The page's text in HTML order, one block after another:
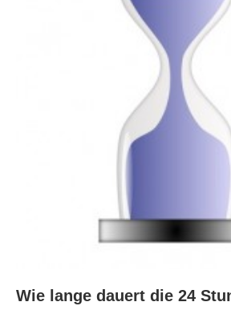
Wie lange dauert die 24